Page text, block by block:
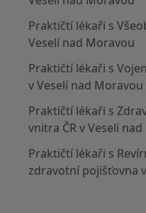
Praktičtí lékaři s
Veselí nad Moravou
Praktičtí lékaři s
v Veselí nad Moravou
Praktičtí lékaři s
vnitra ČR v Veselí
Praktičtí lékaři s
zdravotní pojišťovna